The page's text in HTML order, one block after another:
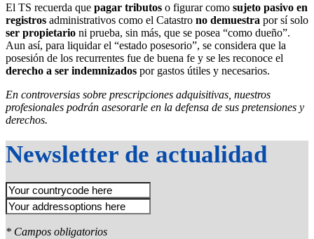
El TS recuerda que pagar tributos o figurar como sujeto pasivo en
registros administrativos como el Catastro no demuestra por sí solo
ser propietario ni prueba, sin más, que se posea “como dueño”.
Aun así, para liquidar el “estado posesorio”, se considera que la
posesión de los recurrentes fue de buena fe y se les reconoce el
derecho a ser indemnizados por gastos útiles y necesarios.
En controversias sobre prescripciones adquisitivas, nuestros
profesionales podrán asesorarle en la defensa de sus pretensiones y
derechos.
Newsletter de actualidad
* Campos obligatorios